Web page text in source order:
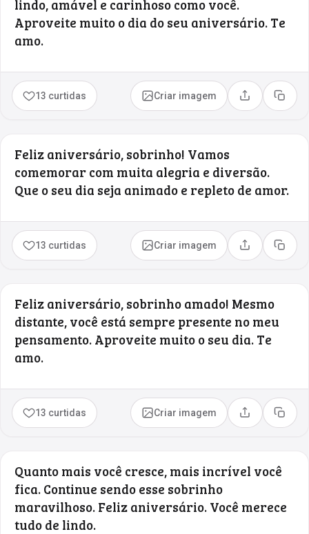
lindo, amável e carinhoso como você.
Aproveite muito o dia do seu aniversário. Te
amo.
13 curtidas Criar imagem Compartilhar
Copiar
Feliz aniversário, sobrinho! Vamos
comemorar com muita alegria e diversão.
Que o seu dia seja animado e repleto de amor.
13 curtidas Criar imagem Compartilhar
Copiar
Feliz aniversário, sobrinho amado! Mesmo
distante, você está sempre presente no meu
pensamento. Aproveite muito o seu dia. Te
amo.
13 curtidas Criar imagem Compartilhar
Copiar
Quanto mais você cresce, mais incrível você
fica. Continue sendo esse sobrinho
maravilhoso. Feliz aniversário. Você merece
tudo de lindo.